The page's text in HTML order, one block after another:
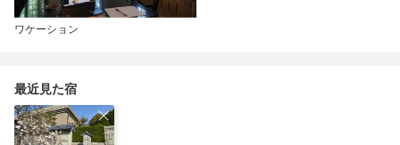
ワケーション
最近見た宿